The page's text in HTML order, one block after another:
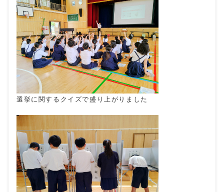
選挙に関するクイズで盛り上がりました